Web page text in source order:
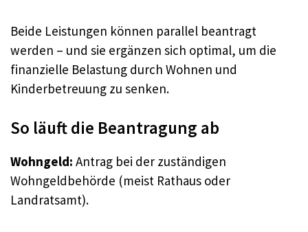
Beide Leistungen können parallel beantragt
werden – und sie ergänzen sich optimal, um die
finanzielle Belastung durch Wohnen und
Kinderbetreuung zu senken.
So läuft die Beantragung ab
Wohngeld: Antrag bei der zuständigen
Wohngeldbehörde (meist Rathaus oder
Landratsamt).